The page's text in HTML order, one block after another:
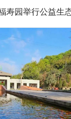
寿园举行公益生